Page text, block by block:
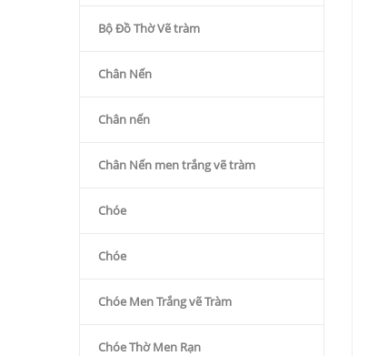
Bộ Đồ Thờ Vẽ tràm
Chân Nến
Chân nến
Chân Nến men trắng vẽ tràm
Chóe
Chóe
Chóe Men Trắng vẽ Tràm
Chóe Thờ Men Rạn